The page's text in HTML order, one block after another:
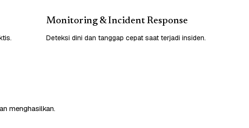
Monitoring & Incident Response
Deteksi dini dan tanggap cepat saat terjadi insiden.
menghasilkan.